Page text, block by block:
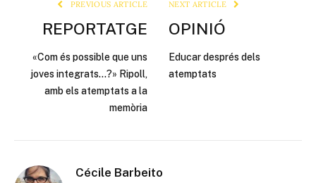
PREVIOUS ARTICLE
REPORTATGE
«Com és possible que uns
joves integrats…?» Ripoll,
amb els atemptats a la
memòria
NEXT ARTICLE
OPINIÓ
Educar després dels
atemptats
Cécile Barbeito